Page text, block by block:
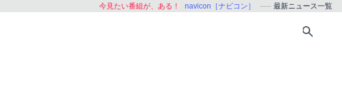
今見たい番組が、ある！ navicon［ナビコン］ 最新ニュース一覧